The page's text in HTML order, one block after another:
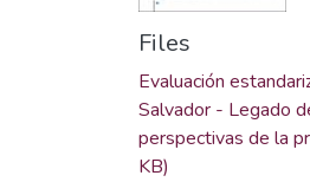
Files
Evaluación
Salvador - Legado
perspectivas de la
KB)